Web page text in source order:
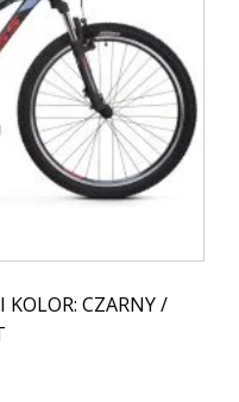
KOLOR: CZARNY /